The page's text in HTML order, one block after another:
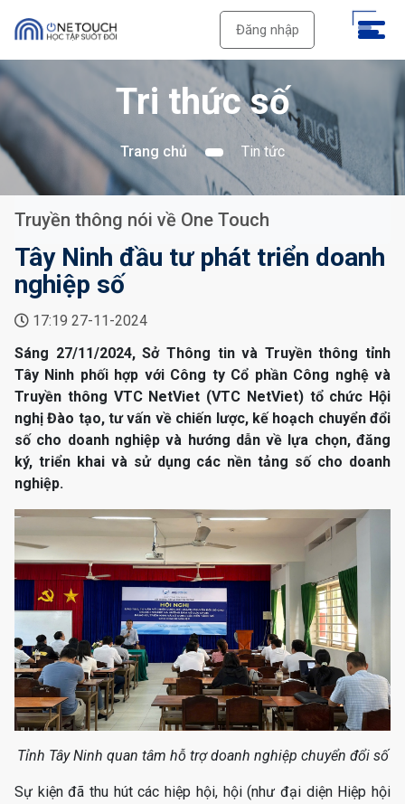
Đăng nhập
Tri thức số
Trang chủ Tin tức
Truyền thông nói về One Touch
Tây Ninh đầu tư phát triển doanh
nghiệp số
17:19 27-11-2024
Sáng 27/11/2024, Sở Thông tin và Truyền thông tỉnh
Tây Ninh phối hợp với Công ty Cổ phần Công nghệ và
Truyền thông VTC NetViet (VTC NetViet) tổ chức Hội
nghị Đào tạo, tư vấn về chiến lược, kế hoạch chuyển đổi
số cho doanh nghiệp và hướng dẫn về lựa chọn, đăng
ký, triển khai và sử dụng các nền tảng số cho doanh
nghiệp.
Tỉnh Tây Ninh quan tâm hỗ trợ doanh nghiệp chuyển đổi số
Sự kiện đã thu hút các hiệp hội, hội (như đại diện Hiệp hội